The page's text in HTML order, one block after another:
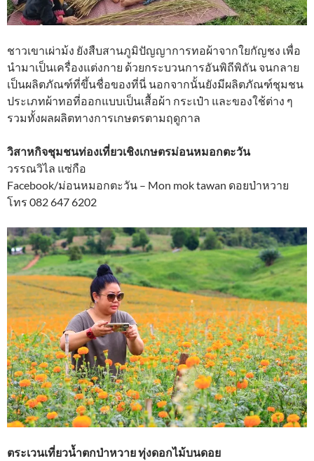
ชาวเขาเผ่าม้ง ยังสืบสานภูมิปัญญาการทอผ้าจากใยกัญชง เพื่อ
นำมาเป็นเครื่องแต่งกาย ด้วยกระบวนการอันพิถีพิถัน จนกลาย
เป็นผลิตภัณฑ์ที่ขึ้นชื่อของที่นี่ นอกจากนั้นยังมีผลิตภัณฑ์ชุมชน
ประเภทผ้าทอที่ออกแบบเป็นเสื้อผ้า กระเป๋า และของใช้ต่าง ๆ
รวมทั้งผลผลิตทางการเกษตรตามฤดูกาล
วิสาหกิจชุมชนท่องเที่ยวเชิงเกษตรม่อนหมอกตะวัน
วรรณวิไล แซ่กือ
Facebook/ม่อนหมอกตะวัน – Mon mok tawan ดอยป่าหวาย
โทร 082 647 6202
ตระเวนเที่ยวน้ำตกป่าหวาย ทุ่งดอกไม้บนดอย